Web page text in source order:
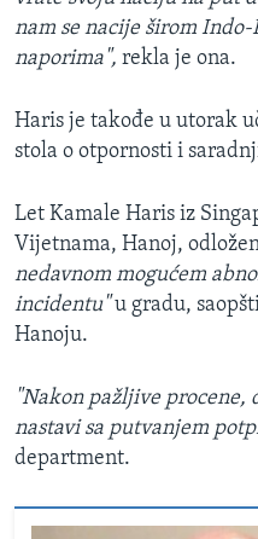
nam se nacije širom
naporima", rekla je ona.
Haris je takođe u utorak
stola o otpornosti i
Let Kamale Haris iz
Vijetnama, Hanoj,
nedavnom mogućem
incidentu"u gradu,
Hanoju.
"Nakon pažljive procene,
nastavi sa putvanjem
department.